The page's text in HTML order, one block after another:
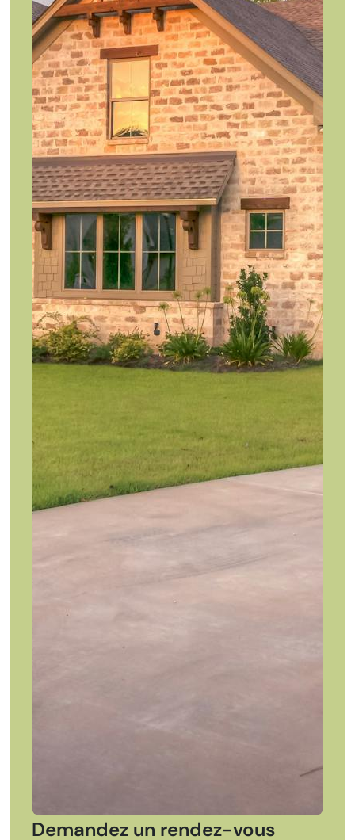
Demandez un rendez-vous